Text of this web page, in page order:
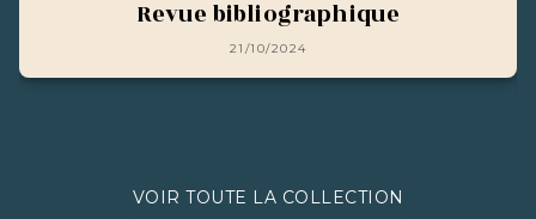
Revue bibliographique
21/10/2024
VOIR TOUTE LA COLLECTION